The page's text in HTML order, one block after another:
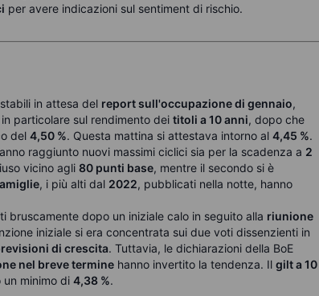
per avere indicazioni sul sentiment di rischio.
in attesa del report sull'occupazione di gennaio,
particolare sul rendimento dei titoli a 10 anni, dopo che
del 4,50 %. Questa mattina si attestava intorno al 4,45 %.
raggiunto nuovi massimi ciclici sia per la scadenza a 2
vicino agli 80 punti base, mentre il secondo si è
, i più alti dal 2022, pubblicati nella notte, hanno
bruscamente dopo un iniziale calo in seguito alla riunione
iniziale si era concentrata sui due voti dissenzienti in
di crescita. Tuttavia, le dichiarazioni della BoE
nel breve termine hanno invertito la tendenza. Il gilt a 10
minimo di 4,38 %.